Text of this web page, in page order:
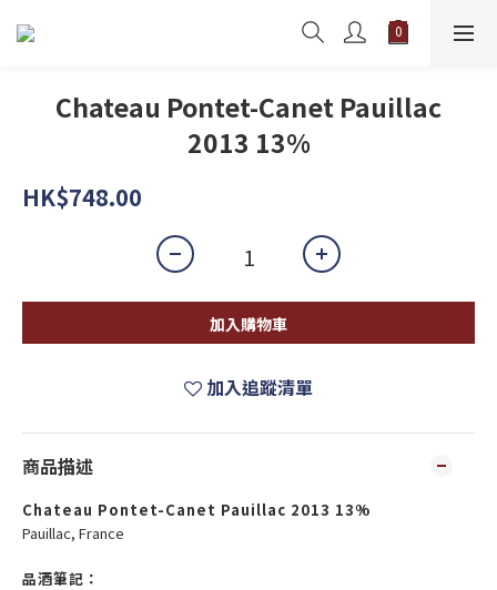
Chateau Pontet-Canet Pauillac
2013 13%
HK$748.00
加入購物車
加入追蹤清單
商品描述
Chateau Pontet-Canet Pauillac 2013 13%
Pauillac, France
品酒筆記：